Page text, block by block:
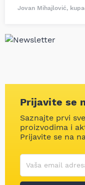
Jovan Mihajlović,
Prijavite se
Saznajte prvi
proizvodima i
Prijavite se na
Korisničko ime
Vaša email adresa